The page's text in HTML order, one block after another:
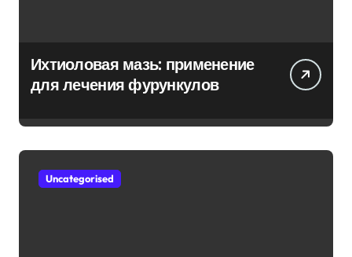
Ихтиоловая мазь: применение
для лечения фурункулов
Uncategorised